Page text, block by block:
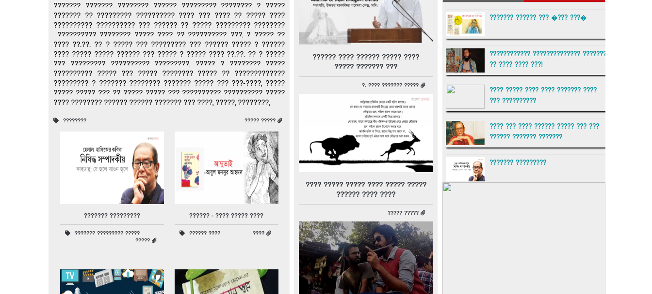
??????? ??????? ???????? ?????? ????????? ???????? ? ?????
??????? ?? ????????? ?????????? ???? ??? ???? ?? ????? ????
?????????? ?????????? ??? ?????? ?? ????? ????????? ????????
?????????? ???????? ????? ???? ?? ?????????? ???, ? ????? ??
???? ??.??. ?? ? ????? ??? ????????? ??? ?????? ????? ? ??????
???? ????? ????? ?????? ??? ????? ? ????? ???? ??.??. ?? ? ?????
??? ????????? ?????????? ?????????, ????? ? ???????? ?????
?????????? ????? ??? ????? ???????? ????? ?? ?????????????
????????? ? ??????? ???????? ??????? ????? ??? ???-????, ?????
????? ????? ??? ?? ????? ????? ??? ?????????? ?????????? ?????
???? ???????? ?????? ?????? ??????? ??? ????, ?????, ????????,
???????? ????? ?????
??????? ?????????
??????? ????????? ?????
?????
?????? - ???? ????? ????
?????? ???? ????
?????? ???? ?????? ????? ????
????? ??????? ???
?. ???? ??????? ?????
???? ????? ????? ???? ????? ?????
?????? ???? ????
????? ?????
??????? ?????? ??? �??? ???�
???????????? ?????????????? ???????
?? ???? ???? ???!
???? ????? ???? ???? ??????? ????
??? ??????????
???? ??? ???? ?????? ????? ??? ???
?????? ??????? ???????
??????? ?????????